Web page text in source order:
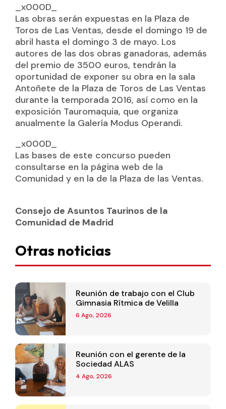
_x000D_
Las obras serán expuestas en la Plaza de
Toros de Las Ventas, desde el domingo 19 de
abril hasta el domingo 3 de mayo. Los
autores de las dos obras ganadoras, además
del premio de 3500 euros, tendrán la
oportunidad de exponer su obra en la sala
Antoñete de la Plaza de Toros de Las Ventas
durante la temporada 2016, así como en la
exposición Tauromaquia, que organiza
anualmente la Galería Modus Operandi.
_x000D_
Las bases de este concurso pueden
consultarse en la página web de la
Comunidad y en la de la Plaza de las Ventas.
Consejo de Asuntos Taurinos de la
Comunidad de Madrid
Otras noticias
Reunión de trabajo con el Club
Gimnasia Rítmica de Velilla
6 Ago, 2026
Reunión con el gerente de la
Sociedad ALAS
4 Ago, 2026